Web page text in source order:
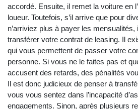
accordé. Ensuite, il remet la voiture en
loueur. Toutefois, s’il arrive que pour
n’arriviez plus à payer les
transférer votre contrat de leasing. Il
qui vous permettent de passer votre
personne. Si vous ne le faites pas et
accusent des retards, des pénalités
Il est donc judicieux de penser à
vous vous sentez dans l’incapacité
engagements. Sinon, après plusieurs